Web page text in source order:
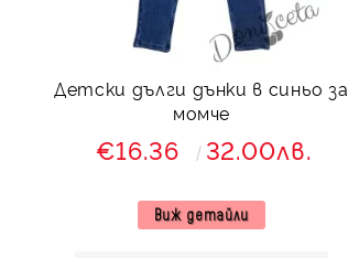
Детски дълги дънки в синьо за
момче
€16.36 32.00лв.
Виж детайли